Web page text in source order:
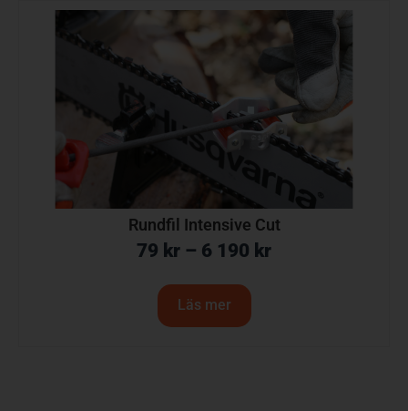
Rundfil Intensive Cut
79 kr – 6 190 kr
Läs mer